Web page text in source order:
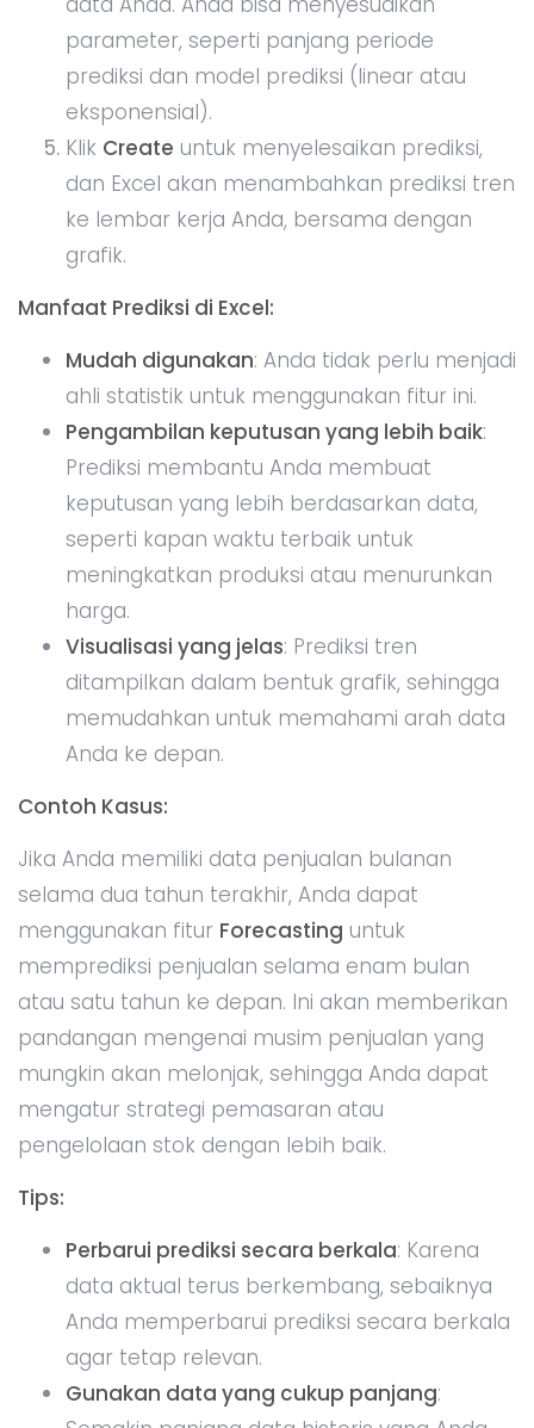
Visualisasi yang jelas: Prediksi tren
ditampilkan dalam bentuk grafik, sehingga
memudahkan untuk memahami arah data
Anda ke depan.
Contoh Kasus:
Jika Anda memiliki data penjualan bulanan
menggunakan fitur Forecasting
memprediksi penjualan selama enam bulan
atau satu tahun ke depan. Ini akan memberikan
pandangan mengenai musim penjualan yang
mungkin akan melonjak, sehingga Anda dapat
mengatur strategi pemasaran atau
pengelolaan stok dengan lebih baik.
Perbarui prediksi secara berkala: Karena
data aktual terus berkembang, sebaiknya
Anda memperbarui prediksi secara berkala
agar tetap relevan.
Semakin panjang data historis yang Anda
miliki, semakin akurat prediksi yang
dihasilkan. Jangan menggunakan data yang
terlalu pendek, karena bisa memberikan
hasil prediksi yang kurang stabil.
3. Power Query: Otomatisasi Pembersihan dan
Transformasi Data